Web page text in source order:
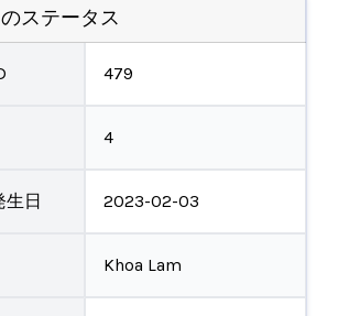
ステータス
479
4
生日 2023-02-03
Khoa Lam